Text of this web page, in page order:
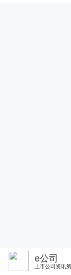
e公司
上市公司资讯